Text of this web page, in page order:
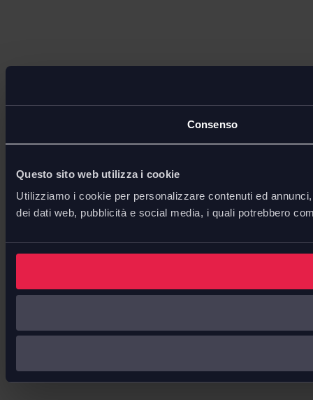
Consenso
Questo sito web utilizza i cookie
Utilizziamo i cookie per personalizzare contenuti ed
dei dati web, pubblicità e social media, i quali potrebbero